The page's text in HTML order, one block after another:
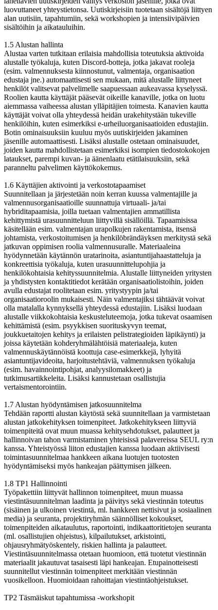
luovuttaneet yhteystietonsa. Uutiskirjeisiin tuotetaan sisältöjä liittyen
alan uutisiin, tapahtumiin, sekä workshopien ja intensiivipäivien
sisältöihin ja aikatauluihin.
1.5 Alustan hallinta
Alustaa varten tutkitaan erilaisia mahdollisia toteutuksia aktivoida
alustalle työkaluja, kuten Discord-botteja, jotka jakavat rooleja
(esim. valmennuksesta kiinnostunut, valmentaja, organisaation
edustaja jne.) automaattisesti sen mukaan, mitä alustalle liittyneet
henkilöt valitsevat palvelimelle saapuessaan aukeavassa kyselyssä.
Roolien kautta käyttäjät pääsevät oikeille kanaville, jotka on luotu
aiemmassa vaiheessa alustan ylläpitäjien toimesta. Kanavien kautta
käyttäjät voivat olla yhteydessä heidän urakehitystään tukeville
henkilöihin, kuten esimerkiksi e-urheiluorganisaatioiden edustajiin.
Botin ominaisuuksiin kuuluu myös uutiskirjeiden jakaminen
jäsenille automaattisesti. Lisäksi alustalle ostetaan ominaisuudet,
joiden kautta mahdollistetaan esimerkiksi isompien tiedostokokojen
lataukset, parempi kuvan- ja äänenlaatu etätilaisuuksiin, sekä
paranneltu palvelimen käyttökokemus.
1.6 Käyttäjien aktivointi ja verkostotapaamiset
Suunnitellaan ja järjestetään noin kerran kuussa valmentajille ja
valmennusorganisaatioille suunnattuja virtuaali- ja/tai
hybriditapaamisia, joilla tuetaan valmentajien ammatillista
kehittymistä urasuunnitteluun liittyvillä sisällöillä. Tapaamisissa
käsitellään esim. valmentajan urapolkujen rakentamista, itsensä
johtamista, verkostoitumisen ja henkilöbrändäyksen merkitystä sekä
jatkuvan oppimisen roolia valmennusuralle. Materiaaleina
hyödynnetään käytännön uratarinoita, asiantuntijahaastatteluja ja
konkreettisia työkaluja, kuten urasuunnittelupohjia ja
henkilökohtaisia kehityssuunnitelmia. Alustalle liittyneiden yritysten
ja yhdistysten kontaktitiedot kerätään organisaatiolistoihin, joiden
avulla edustajat roolitetaan esim. yritystyypin ja/tai
organisaatioroolin mukaisesti. Näin valmentajiksi tähtäävät voivat
olla matalalla kynnyksellä yhteydessä edustajiin. Lisäksi luodaan
alustalle viikkokohtaisia keskusteluteemoja, jotka tukevat osaamisen
kehittämistä (esim. psyykkisen suorituskyvyn teemat,
joukkuetaitojen kehitys ja erilaisten pelistrategioiden läpikäynti) ja
joissa käytetään kohderyhmälähtöisiä materiaaleja, kuten
valmennuskäytännöistä koottuja case-esimerkkejä, lyhyitä
asiantuntijavideoita, harjoitustehtäviä, valmennuksen työkaluja
(esim. havainnointipohjat, analyysilomakkeet) ja
tutkimusartikkeleita. Lisäksi kannustetaan osallistujia
vertaismentorointiin.
1.7 Alustan hyödyntämisen jatkosuunnitelma
Tehdään raportti alustan käytöstä sekä suunnitellaan ja varmistetaan
alustan jatkokehityksen toimenpiteet. Jatkokehitykseen liittyviä
toimenpiteitä ovat muun muassa kehitysehdotukset, palautteet ja
hallinnoivan tahon varmistaminen yhteisissä palavereissa SEUL ry:n
kanssa. Yhteistyössä liiton edustajien kanssa luodaan aktiivisesti
toimintasuunnitelmaa hankkeen aikana luotujen tuotosten
hyödyntämiseksi myös hankeajan päättymisen jälkeen.
1.8 TP1 Hallinnointi
Työpakettiin liittyvät hallinnon toimenpiteet, muun muassa
viestintäsuunnitelman laadinta ja päivitys sekä viestinnän toteutus
(sisäinen ja ulkoinen viestintä, ml. hankkeen nettisivut ja sosiaalinen
media) ja seuranta, projektiryhmän säännölliset kokoukset,
toimenpiteiden aikataulutus, raportointi, indikaattoritietojen seuranta
(ml. osallistujien ohjeistus), kilpailutukset, arkistointi,
ohjausryhmätyöskentely, riskien hallinta ja palautteet.
Viestintäsuunnitelmassa otetaan huomioon, että tuotetut viestinnän
materiaalit jakautuvat tasaisesti läpi hankeajan. Etupainotteisesti
suunnitellut viestinnän toimenpiteet merkitään viestinnän
vuosikelloon. Huomioidaan rahoittajan viestintäohjeistukset.
TP2 Täsmäiskut tapahtumissa -workshopit